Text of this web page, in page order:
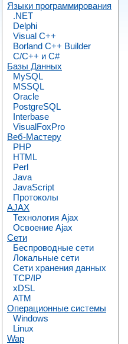
Языки программирования
.NET
Delphi
Visual C++
Borland C++ Builder
C/С++ и C#
Базы Данных
MySQL
MSSQL
Oracle
PostgreSQL
Interbase
VisualFoxPro
Веб-Мастеру
PHP
HTML
Perl
Java
JavaScript
Протоколы
AJAX
Технология Ajax
Освоение Ajax
Сети
Беспроводные сети
Локальные сети
Сети хранения данных
TCP/IP
xDSL
ATM
Операционные системы
Windows
Linux
Wap